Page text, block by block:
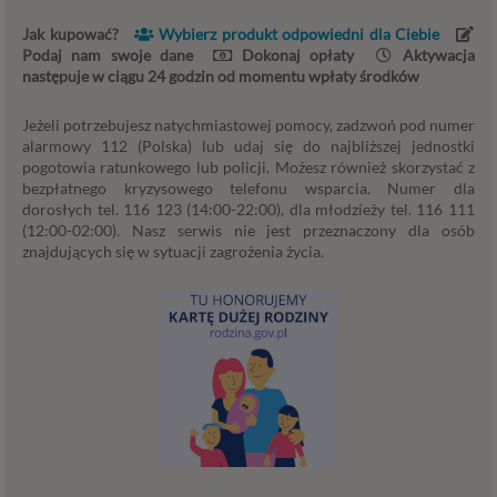
Jak kupować?
Wybierz produkt odpowiedni dla Ciebie
Podaj nam swoje dane
Dokonaj opłaty
Aktywacja
następuje w ciągu 24 godzin od momentu wpłaty środków
Jeżeli potrzebujesz natychmiastowej pomocy, zadzwoń pod numer
alarmowy 112 (Polska) lub udaj się do najbliższej jednostki
pogotowia ratunkowego lub policji. Możesz również skorzystać z
bezpłatnego kryzysowego telefonu wsparcia. Numer dla
dorosłych tel. 116 123 (14:00-22:00), dla młodzieży tel. 116 111
(12:00-02:00). Nasz serwis nie jest przeznaczony dla osób
znajdujących się w sytuacji zagrożenia życia.
przetwarzania Twoich danych. Udzielenie takiej
zgody jest całkowicie dobrowolne, i jeśli nie chcesz,
nie musisz jej udzielać. Dzięki naszemu rozwiązaniu
zmiany zgody w dowolnym momencie.
Twoje dane, w ramach naszych usług, przetwarzane będą
wyłącznie w przypadku posiadania przez nas lub inny
podmiot przetwarzający dane jednej z dopuszczonych
przez RODO podstaw prawnych i wyłącznie w celu
powyżej. Twoje dane przetwarzane będą do czasu
istnienia podstawy do ich przetwarzania – czyli w
przypadku udzielenia zgody do momentu jej cofnięcia,
ograniczenia lub innych działań z Twojej strony
ograniczających tę zgodę, w przypadku niezbędności
danych do wykonania umowy – przez czas jej
wykonywania, a w przypadku, gdy podstawą
przetwarzania danych jest uzasadniony interes